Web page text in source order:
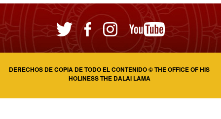
DERECHOS DE COPIA DE TODO EL CONTENIDO © THE OFFICE OF HIS
HOLINESS THE DALAI LAMA